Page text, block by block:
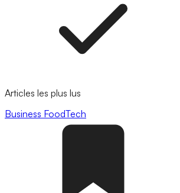
Articles les plus lus
Business FoodTech